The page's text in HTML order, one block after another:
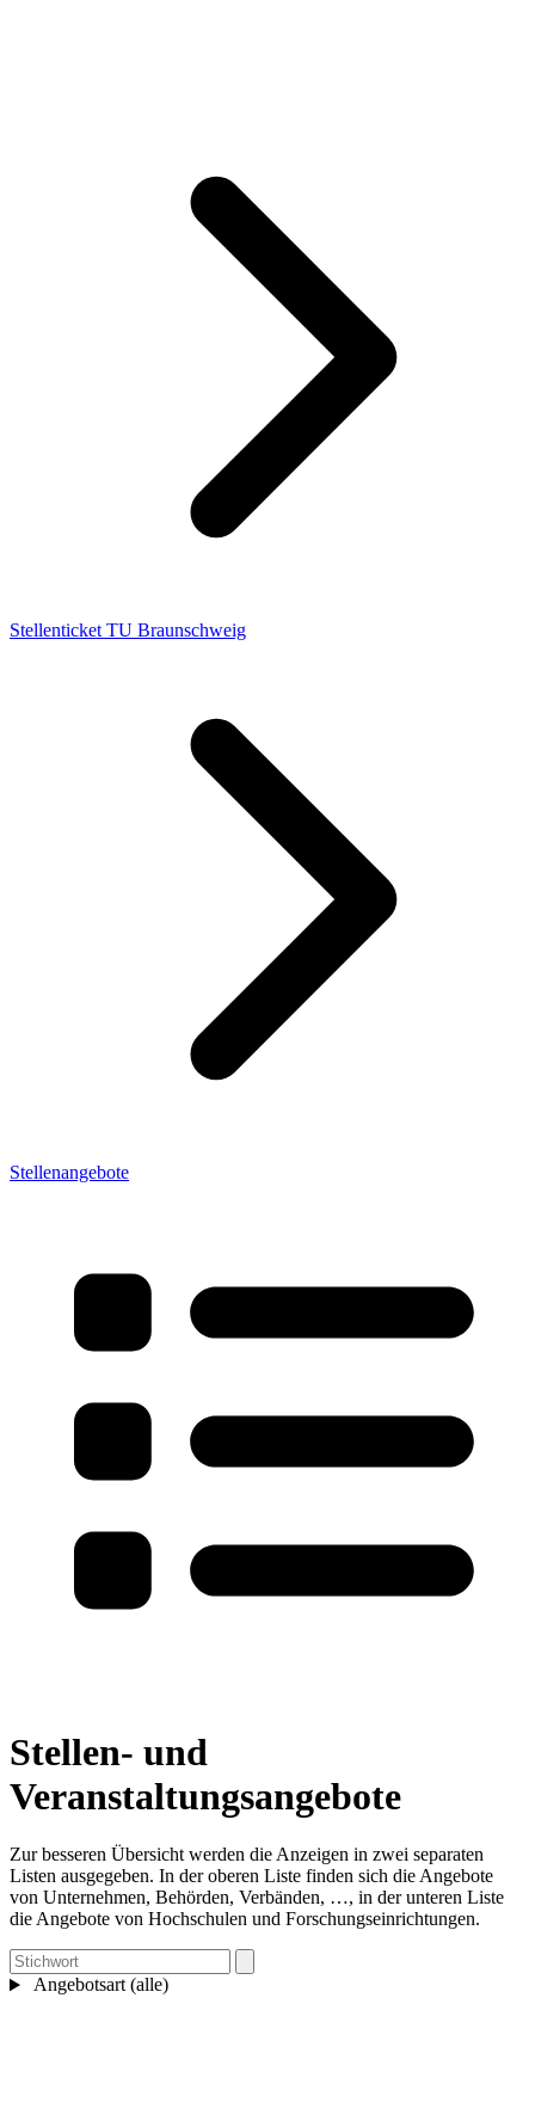
Stellenticket TU Braunschweig
Stellenangebote
Stellen- und
Veranstaltungsangebote
Zur besseren Übersicht werden die Anzeigen in zwei separaten
Listen ausgegeben. In der oberen Liste finden sich die Angebote
von Unternehmen, Behörden, Verbänden, …, in der unteren Liste
die Angebote von Hochschulen und Forschungseinrichtungen.
Angebotsart (alle)